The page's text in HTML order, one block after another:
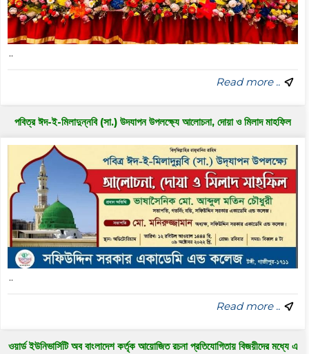
..
Read more ..
পবিত্র ঈদ-ই-মিলাদুন্নবি (সা.) উদযাপন উপলক্ষ্যে আলোচনা, দোয়া ও মিলাদ মাহফিল
..
Read more ..
ওয়ার্ড ইউনিভার্সিটি অব বাংলাদেশ কর্তৃক আয়োজিত রচনা প্রতিযোগিতায় বিজয়ীদের মধ্যে এ